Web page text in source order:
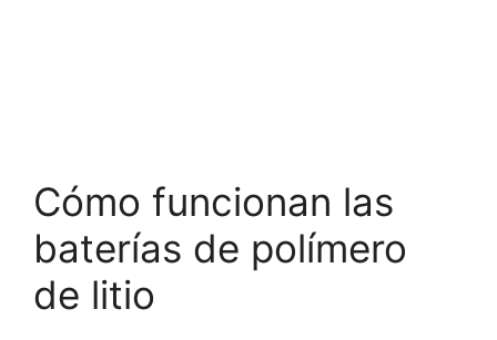
Cómo funcionan las
baterías de polímero
de litio